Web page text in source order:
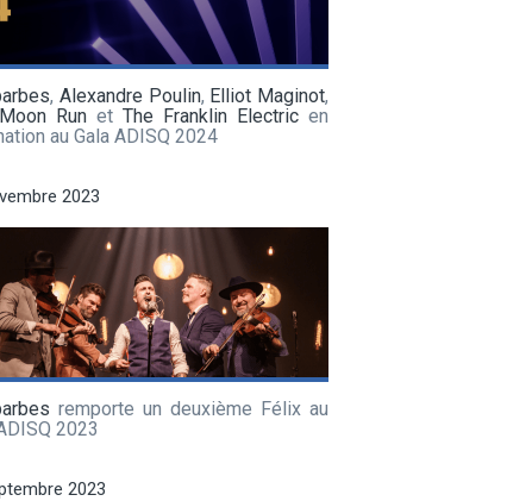
, Alexandre Poulin, Elliot Maginot,
Run et The Franklin Electric en
au Gala ADISQ 2024
2023
remporte un deuxième Félix au
2023
2023